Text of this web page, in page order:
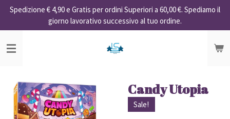
Vai
contenuto
principale
Spedizione € 4,90 e Gratis per ordini Superiori a 60,00 €. Spediamo il
giorno lavorativo successivo al tuo ordine.
Candy Utopia
Sale!